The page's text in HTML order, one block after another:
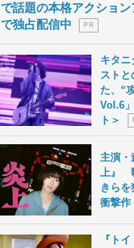
で話題の本格アクショ
で独占配信中
P R
キタニ
ストと
た、“
Vol.6
ト＞
主演・
上』
きら
衝撃作
『ト